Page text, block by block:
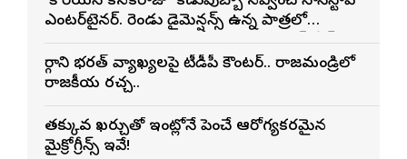
ఎంటర్‌టైనర్. రెండు డైమెన్షన్స్ ఉన్న పాత్రలో
మార్గాని భరత్ వ్యాఖ్యలపై టీడీపీ కౌంటర్.. రాజమండ్రిలో
రాజకీయ రచ్చ..
తక్కువ ఖర్చుతో ఇంట్లోనే పెంచే ఆరోగ్యకరమైన
మైక్రోగ్రీన్స్ ఇవే!